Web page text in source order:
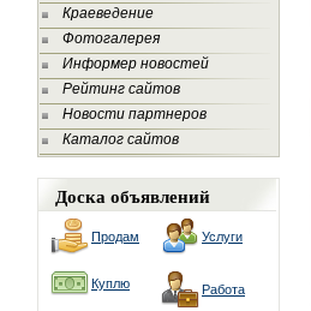
Краеведение
Фотогалерея
Информер новостей
Рейтинг сайтов
Новости партнеров
Каталог сайтов
Доска объявлений
Продам Услуги
Куплю Работа